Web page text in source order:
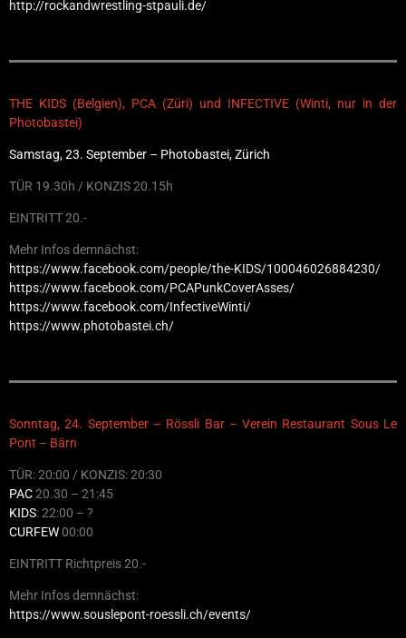
http://rockandwrestling-stpauli.de/
THE KIDS (Belgien), PCA (Züri) und INFECTIVE (Winti, nur in der
Photobastei)
Samstag, 23. September – Photobastei, Zürich
TÜR 19.30h / KONZIS 20.15h
EINTRITT 20.-
Mehr Infos demnächst:
https://www.facebook.com/people/the-KIDS/100046026884230/
https://www.facebook.com/PCAPunkCoverAsses/
https://www.facebook.com/InfectiveWinti/
https://www.photobastei.ch/
Sonntag, 24. September – Rössli Bar – Verein Restaurant Sous Le
Pont – Bärn
TÜR: 20:00 / KONZIS: 20:30
PAC20.30 – 21:45
KIDS: 22:00 – ?
CURFEW00:00
EINTRITT Richtpreis 20.-
Mehr Infos demnächst:
https://www.souslepont-roessli.ch/events/